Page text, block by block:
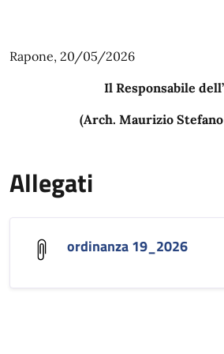
Rapone, 20/05/2026
Il Responsabile
(Arch. Maurizio
Allegati
ordinanza 19_2026